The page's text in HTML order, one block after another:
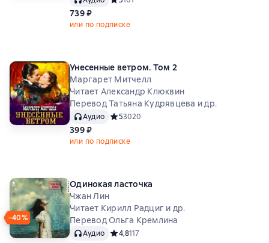
739 ₽
или по подписке
Унесенные ветром. Том 2
Маргарет Митчелл
Читает Александр Клюквин
Перевод Татьяна Кудрявцева и др.
Аудио Средний рейтинг 5 на основе 3020 оценок
53020
399 ₽
или по подписке
−40%
Одинокая ласточка
Чжан Лин
Читает Кирилл Радциг и др.
Перевод Ольга Кремлина
Аудио Средний рейтинг 4,8 на основе 117 оценок
4,8117